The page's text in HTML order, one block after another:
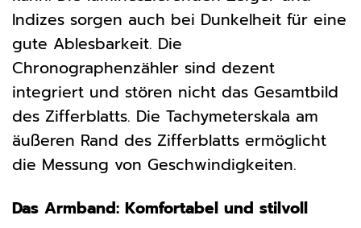
Indizes sorgen auch bei Dunkelheit für eine
gute Ablesbarkeit. Die
Chronographenzähler sind dezent
integriert und stören nicht das Gesamtbild
des Zifferblatts. Die Tachymeterskala am
äußeren Rand des Zifferblatts ermöglicht
die Messung von Geschwindigkeiten.
Das Armband: Komfortabel und stilvoll